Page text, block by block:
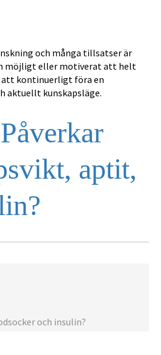
och många tillsatser är
möjligt eller motiverat att helt
att kontinuerligt föra en
aktuellt kunskapsläge.
Påverkar
aptit,
och insulin?